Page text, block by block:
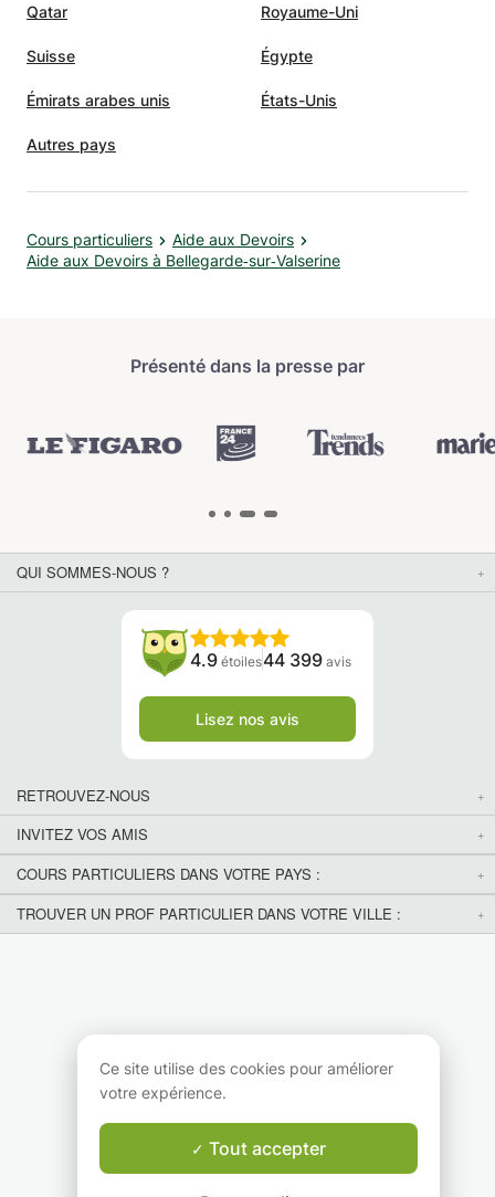
Qatar Royaume-Uni
Suisse Égypte
Émirats arabes unis États-Unis
Autres pays
Cours particuliers
Aide aux Devoirs
Aide aux Devoirs à Bellegarde‑sur‑Valserine
Présenté dans la presse par
QUI SOMMES-NOUS ?
4.9 étoiles44 399 avis
Lisez nos avis
RETROUVEZ-NOUS
INVITEZ VOS AMIS
COURS PARTICULIERS DANS VOTRE PAYS :
TROUVER UN PROF PARTICULIER DANS VOTRE VILLE :
Ce site utilise des cookies pour améliorer
votre expérience.
Tout accepter